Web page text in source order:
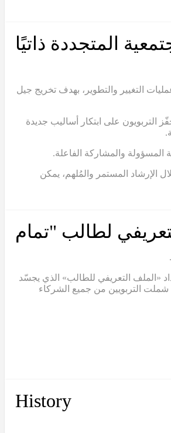
المتجددة ذاتيًا
التغيير والتطوير، بهدف تخريج جيل
التربويون على ابتكار أساليب جديدة
المسؤولة والمشاركة الفاعلة.
الإرشاد المستمر والمُلهم، يمكن
لطالب "تمام
«الملف التعريفي للطالب» الذي يجسّد
شملت التربويين من جميع الشركاء
History